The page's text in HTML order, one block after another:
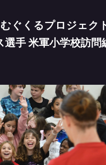
ぐくるプロジェク
手 米軍小学校訪問